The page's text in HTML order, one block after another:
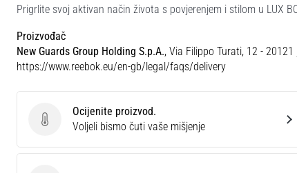
Prigrlite svoj aktivan način života s povjerenjem i stilom u LUX
Proizvođač
New Guards Group Holding S.p.A., Via Filippo Turati, 12 -
https://www.reebok.eu/en-gb/legal/faqs/delivery
Ocijenite proizvod.
Ocijenite proizvod.
Voljeli bismo čuti vaše mišjenje